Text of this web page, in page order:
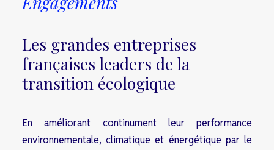
Les grandes entreprises
françaises leaders de la
transition écologique
En améliorant continument leur performance
environnementale, climatique et énergétique par le